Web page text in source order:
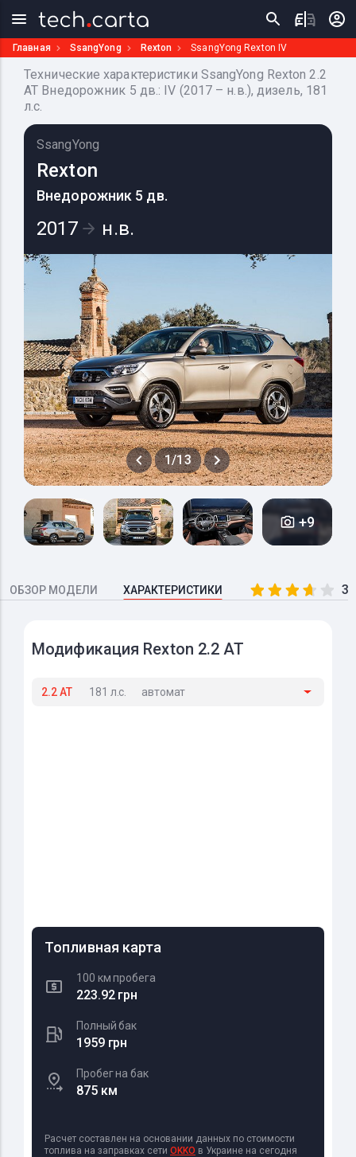
Главная SsangYong Rexton SsangYong Rexton IV
Технические характеристики SsangYong Rexton 2.2
AT Внедорожник 5 дв.: IV (2017 – н.в.), дизель, 181
л.с.
SsangYong
Rexton
Внедорожник 5 дв.
2017 н.в.
1/13
+9
ОБЗОР МОДЕЛИ ХАРАКТЕРИСТИКИ
Модификация Rexton 2.2 AT
2.2 AT 181 л.с. автомат
Топливная карта
100 км пробега
223.92 грн
Полный бак
1959 грн
Пробег на бак
875 км
Расчет составлен на основании данных по стоимости
топлива на заправках сети OKKO в Украине на сегодня